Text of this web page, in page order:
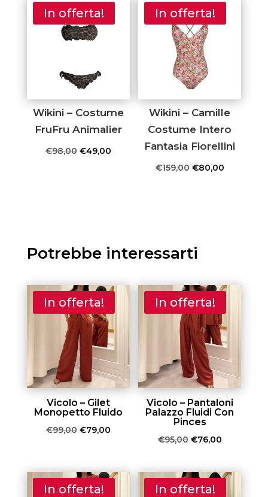
In offerta!
Wikini – Costume
FruFru Animalier
€98,00 Il
€49,00Il
In offerta!
Wikini – Camille
Costume Intero
Fantasia Fiorellini
€159,00 Il
€80,00Il
Potrebbe interessarti
In offerta!
Vicolo – Gilet
Monopetto Fluido
€99,00 Il
era:
€99,00.
€79,00Il
è:
In offerta!
Vicolo – Pantaloni
Palazzo Fluidi Con
Pinces
€95,00 Il
originale
era:
€76,00Il
attuale
In offerta! In offerta!